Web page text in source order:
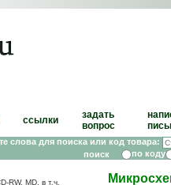
ссылки
задать
вопрос
слова для поиска или код товара:
по коду
RW, MD, в т.ч.